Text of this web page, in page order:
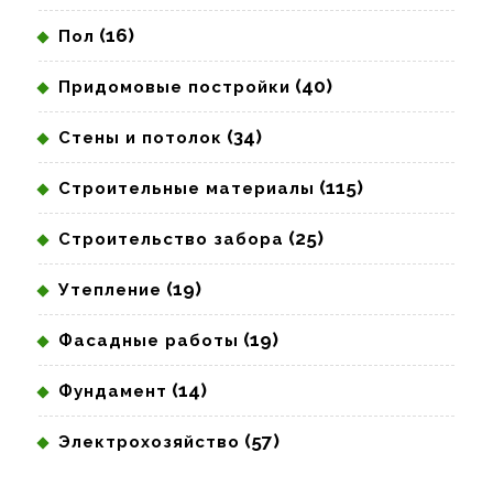
Пол (16)
Придомовые постройки (40)
Стены и потолок (34)
Строительные материалы (115)
Строительство забора (25)
Утепление (19)
Фасадные работы (19)
Фундамент (14)
Электрохозяйство (57)